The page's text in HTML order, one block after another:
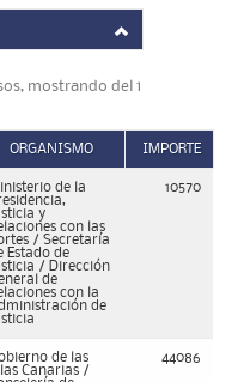
mostrando del 1
ORGANISMO IMPORTE
de la
y
con las
/ Secretaría
Estado de
/ Dirección
de
con la
de
10570
de las
Canarias /
44086